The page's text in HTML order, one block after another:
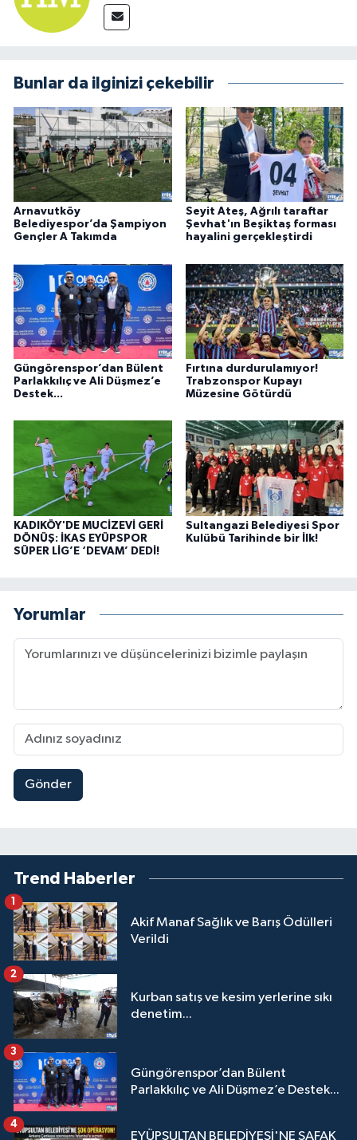
Bunlar da ilginizi çekebilir
Arnavutköy
Belediyespor’da Şampiyon
Gençler A Takımda
Seyit Ateş, Ağrılı taraftar
Şevhat'ın Beşiktaş forması
hayalini gerçekleştirdi
Güngörenspor’dan Bülent
Parlakkılıç ve Ali Düşmez’e
Destek...
Fırtına durdurulamıyor!
Trabzonspor Kupayı
Müzesine Götürdü
KADIKÖY'DE MUCİZEVİ GERİ
DÖNÜŞ: İKAS EYÜPSPOR
SÜPER LİG’E ‘DEVAM’ DEDİ!
Sultangazi Belediyesi Spor
Kulübü Tarihinde bir İlk!
Yorumlar
Gönder
Trend Haberler
Akif Manaf Sağlık ve Barış Ödülleri
Verildi
1
Kurban satış ve kesim yerlerine sıkı
denetim...
2
Güngörenspor’dan Bülent
Parlakkılıç ve Ali Düşmez’e Destek...
3
EYÜPSULTAN BELEDİYESİ'NE ŞAFAK
4